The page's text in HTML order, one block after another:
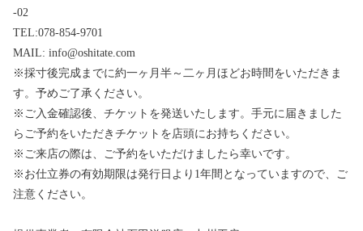
-02
TEL:078-854-9701
MAIL: info@oshitate.com
※採寸後完成までに約一ヶ月半～二ヶ月ほどお時間をいただきま
す。予めご了承ください。
※ご入金確認後、チケットを発送いたします。手元に届きました
らご予約をいただきチケットを店頭にお持ちください。
※ご来店の際は、ご予約をいただけましたら幸いです。
※お仕立券の有効期限は発行日より1年間となっていますので、ご
注意ください。